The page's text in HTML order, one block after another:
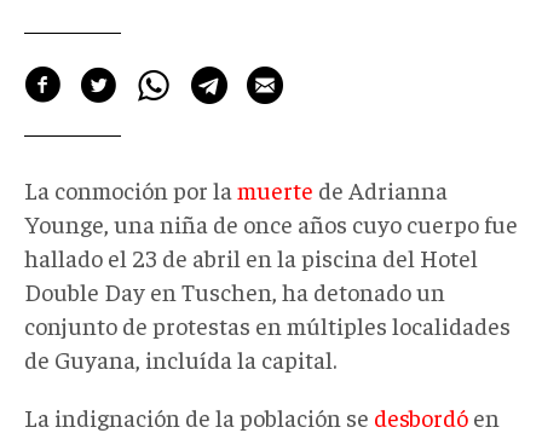
muerte
de
de
11
años
La conmoción por la muerte de Adrianna
Younge, una niña de once años cuyo cuerpo fue
hallado el 23 de abril en la piscina del Hotel
Double Day en Tuschen, ha detonado un
conjunto de protestas en múltiples localidades
de Guyana, incluída la capital.
La indignación de la población se desbordó en